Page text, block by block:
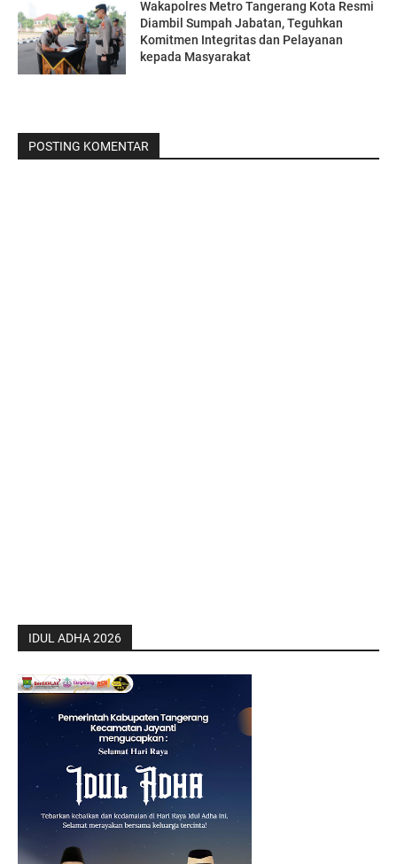
Wakapolres Metro Tangerang Kota Resmi
Diambil Sumpah Jabatan, Teguhkan
Komitmen Integritas dan Pelayanan
kepada Masyarakat
POSTING KOMENTAR
IDUL ADHA 2026